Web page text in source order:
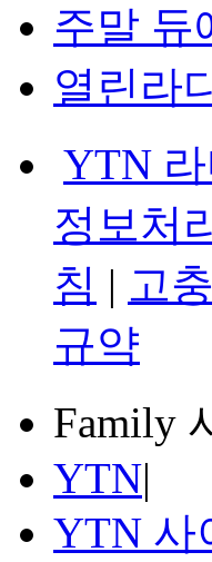
주말 듀
열린라
YTN
정보처
침 | 고
규약
Family
YTN|
YTN 사